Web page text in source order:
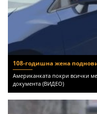
108-годишна жена
Американката покри всички
документа (ВИДЕО)